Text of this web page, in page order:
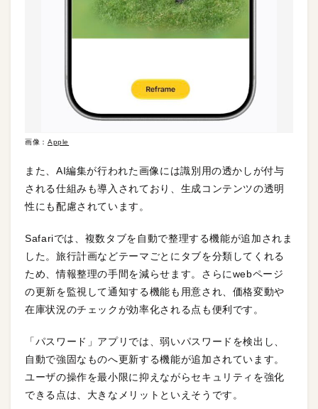
画像： Apple
また、AI編集が行われた画像には識別用の透かしが付与
される仕組みも導入されており、生成コンテンツの透明
性にも配慮されています。
Safariでは、複数タブを自動で整理する機能が追加されま
した。旅行計画などテーマごとにタブを分類してくれる
ため、情報整理の手間を減らせます。さらにwebページ
の更新を監視して通知する機能も用意され、価格変動や
在庫状況のチェックが効率化される点も便利です。
「パスワード」アプリでは、弱いパスワードを検出し、
自動で強固なものへ更新する機能が追加されています。
ユーザの操作を最小限に抑えながらセキュリティを強化
できる点は、大きなメリットといえそうです。